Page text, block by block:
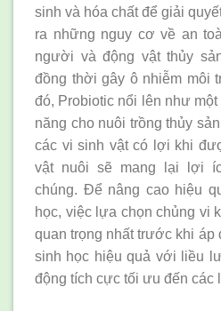
sinh và hóa chất để giải
ra những nguy cơ về an
người và động vật thủy
đồng thời gây ô nhiễm môi
đó, Probiotic nổi lên như
năng cho nuôi trồng thủy
các vi sinh vật có lợi khi
vật nuôi sẽ mang lại lợi
chúng. Để nâng cao hiệu
học, việc lựa chọn chủng vi
quan trọng nhất trước khi áp
sinh học hiệu quả với liều
động tích cực tối ưu đến các